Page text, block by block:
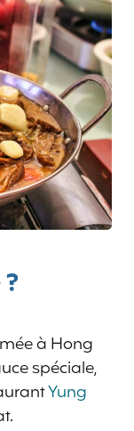
à Hong
spéciale,
Yung